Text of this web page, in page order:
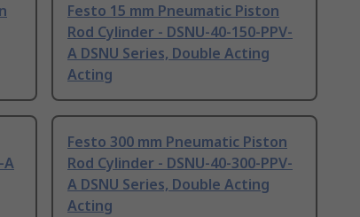
Festo 15 mm Pneumatic Piston
Rod Cylinder - DSNU-40-150-PPV-
A DSNU Series, Double Acting
Acting
A
Festo 300 mm Pneumatic Piston
Rod Cylinder - DSNU-40-300-PPV-
A DSNU Series, Double Acting
Acting